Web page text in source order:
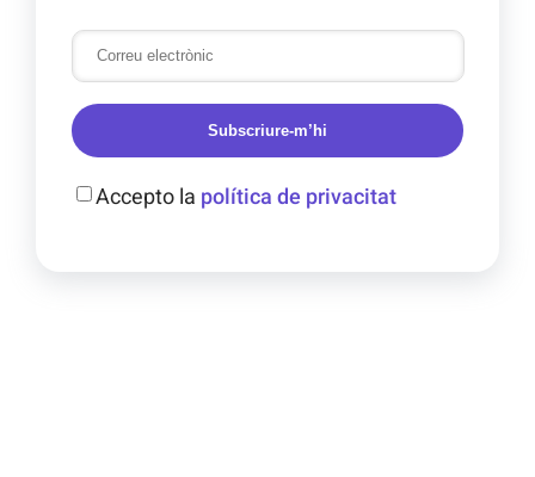
Subscriure-m’hi
Accepto la política de privacitat